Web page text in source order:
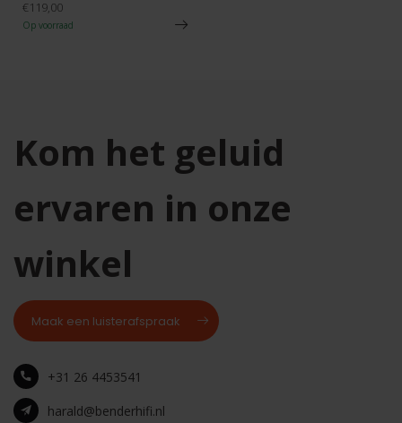
€119,00
Op voorraad
Kom het geluid
ervaren in onze
winkel
Maak een luisterafspraak
+31 26 4453541
harald@benderhifi.nl